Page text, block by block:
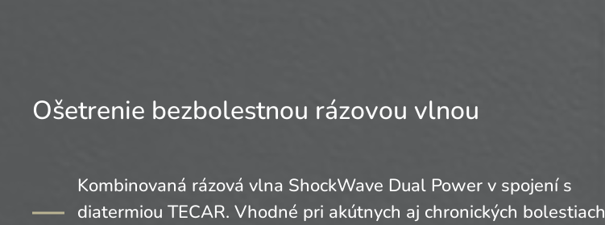
Ošetrenie bezbolestnou rázovou vlnou
Kombinovaná rázová vlna ShockWave Dual Power v spojení s
diatermiou TECAR. Vhodné pri akútnych aj chronických bolestiach